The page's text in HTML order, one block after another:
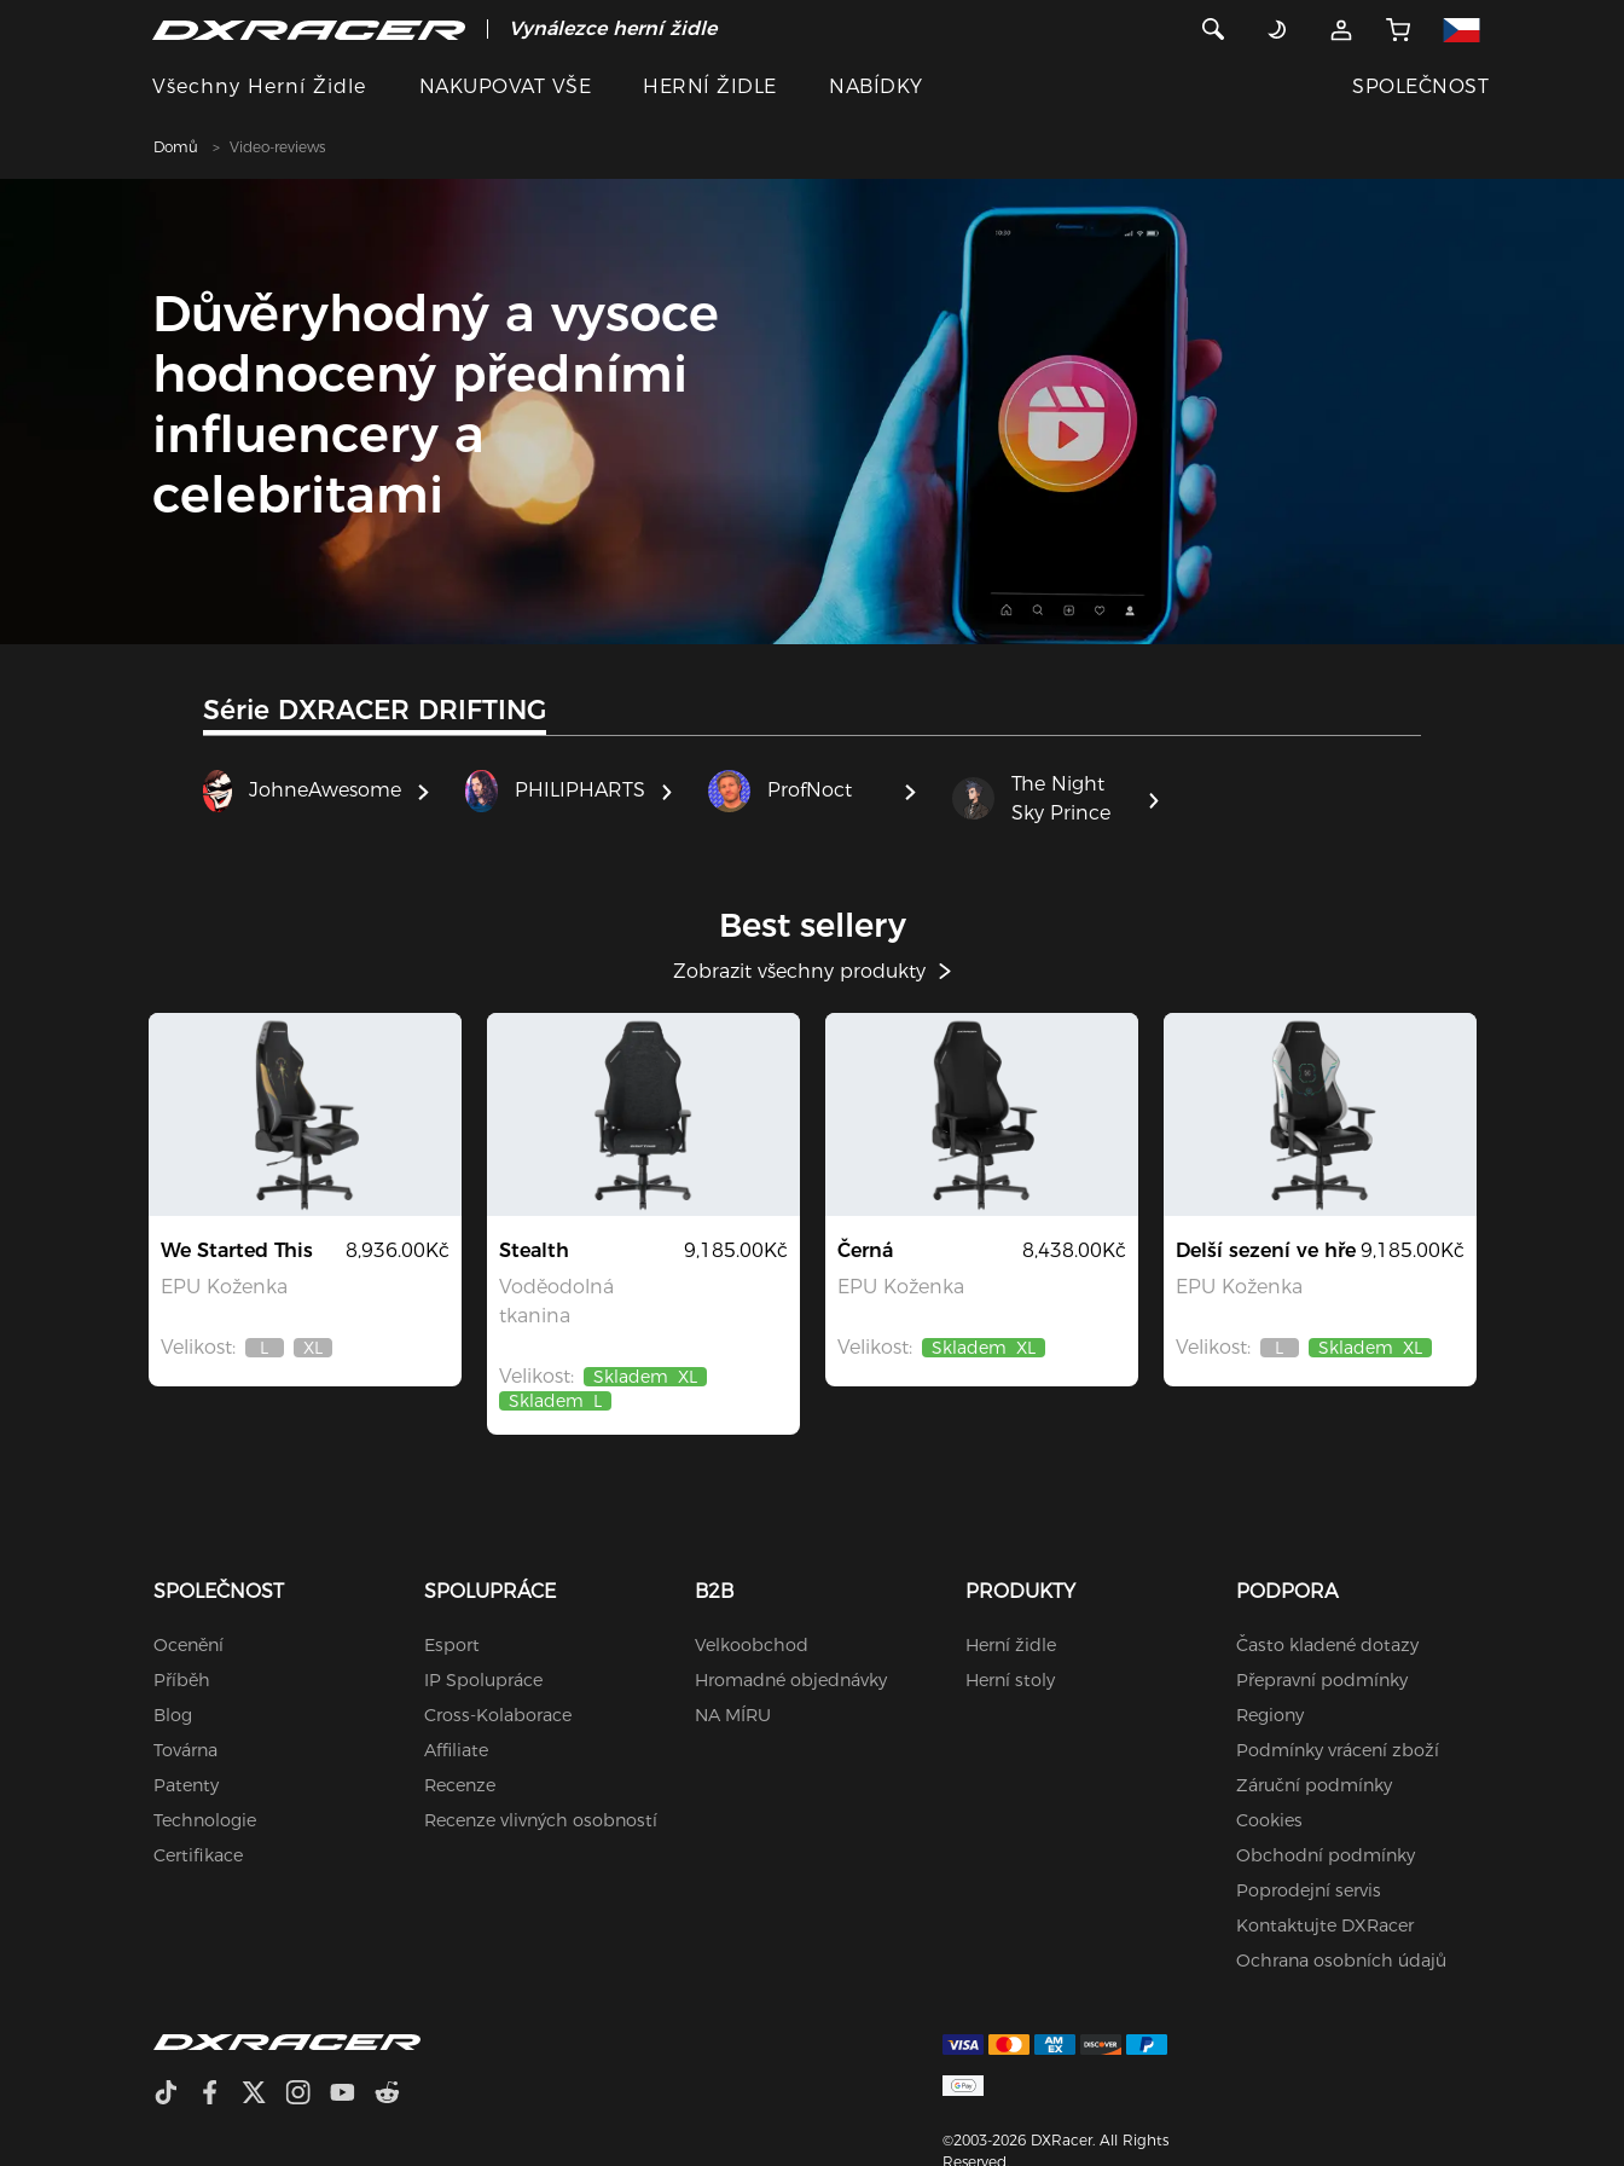
Vynálezce herní židle
Všechny Herní Židle NAKUPOVAT VŠE HERNÍ ŽIDLE NABÍDKY SPOLEČNOST
Domů Video-reviews
Důvěryhodný a vysoce
hodnocený předními
influencery a
celebritami
Série DXRACER DRIFTING
JohneAwesome PHILIPHARTS ProfNoct
The Night
Sky Prince
Best sellery
Zobrazit všechny produkty
We Started This
EPU Koženka
8,936.00Kč
Velikost:
Není
L
Není
XL
Stealth
Voděodolná
tkanina
9,185.00Kč
Velikost: Skladem XL
Skladem L
Černá
EPU Koženka
8,438.00Kč
Velikost: Skladem XL
Delší sezení ve hře
EPU Koženka
9,185.00Kč
Velikost:
Není
L Skladem XL
SPOLEČNOST
Ocenění
Příběh
Blog
Továrna
Patenty
Technologie
Certifikace
SPOLUPRÁCE
Esport
IP Spolupráce
Cross-Kolaborace
Affiliate
Recenze
Recenze vlivných osobností
B2B
Velkoobchod
Hromadné objednávky
NA MÍRU
PRODUKTY
Herní židle
Herní stoly
PODPORA
Často kladené dotazy
Přepravní podmínky
Regiony
Podmínky vrácení zboží
Záruční podmínky
Cookies
Obchodní podmínky
Poprodejní servis
Kontaktujte DXRacer
Ochrana osobních údajů
©2003-2026 DXRacer. All Rights
Reserved.